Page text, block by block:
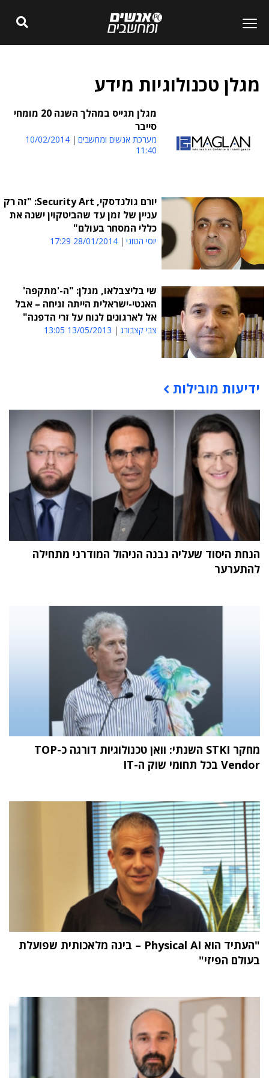
מגלן טכנולוגיות מידע
מגלן תגייס במהלך השנה 20 מומחי
סייבר
מערכת אנשים ומחשבים
10/02/2014
11:40
יורם גולנדסקי, Security Art: "זה רק
עניין של זמן עד שהביטקוין ישנה את
כללי המסחר בעולם"
יוסי הטוני 28/01/2014 17:29
שי בליצבלאו, מגלן: "ה-'מתקפה'
האנטי-ישראלית הייתה זניחה – אבל
אל לארגונים לנוח על זרי הדפנה"
צבי קצבורג 13/05/2013 13:05
תוכן פרסומי
ידיעות מובילות
הנחת היסוד שעליה נבנה הניהול המודרני מתחילה
להתערער
מחקר STKI השנתי: וואן טכנולוגיות דורגה כ-TOP
Vendor בכל תחומי שוק ה-IT
"העתיד הוא Physical AI – בינה מלאכותית שפועלת
בעולם הפיזי"